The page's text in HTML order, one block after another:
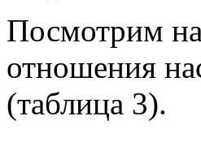
Посмотрим
отношения
(таблица 3).